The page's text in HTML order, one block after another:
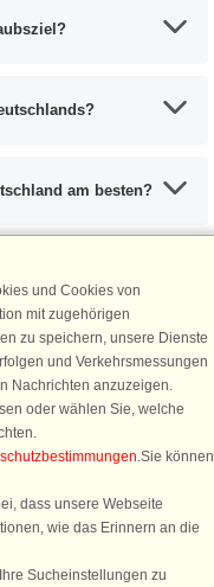
am besten?
an
25 €für Ihren nächsten
den DanCenter Newsletter
Gewinnspiele und
und Cookies von
mit zugehörigen
zu speichern, unsere Dienste
und Verkehrsmessungen
Nachrichten anzuzeigen.
oder wählen Sie, welche
.Sie können
dass unsere Webseite
wie das Erinnern an die
Sucheinstellungen zu